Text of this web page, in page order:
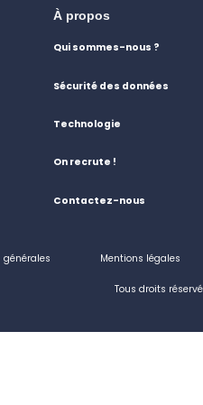
À propos
Qui sommes-nous ?
Sécurité des données
Technologie
On recrute !
Contactez-nous
Tous droits
Mentions légales